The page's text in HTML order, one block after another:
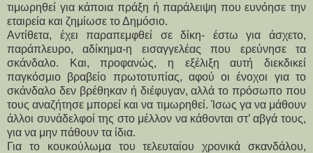
τιμωρηθεί για κάποια πράξη ή παράλειψη που ευνόησε την
εταιρεία και ζημίωσε το Δημόσιο.
Αντίθετα, έχει παραπεμφθεί σε δίκη- έστω για άσχετο,
παράπλευρο, αδίκημα-η εισαγγελέας που ερεύνησε τα
σκάνδαλο. Και, προφανώς, η εξέλιξη αυτή διεκδικεί
παγκόσμιο βραβείο πρωτοτυπίας, αφού οι ένοχοι για το
σκάνδαλο δεν βρέθηκαν ή διέφυγαν, αλλά το πρόσωπο που
τους αναζήτησε μπορεί και να τιμωρηθεί. Ίσως γα να μάθουν
άλλοι συνάδελφοί της στο μέλλον να κάθονται στ’ αβγά τους,
για να μην πάθουν τα ίδια.
Για το κουκούλωμα του τελευταίου χρονικά σκανδάλου,